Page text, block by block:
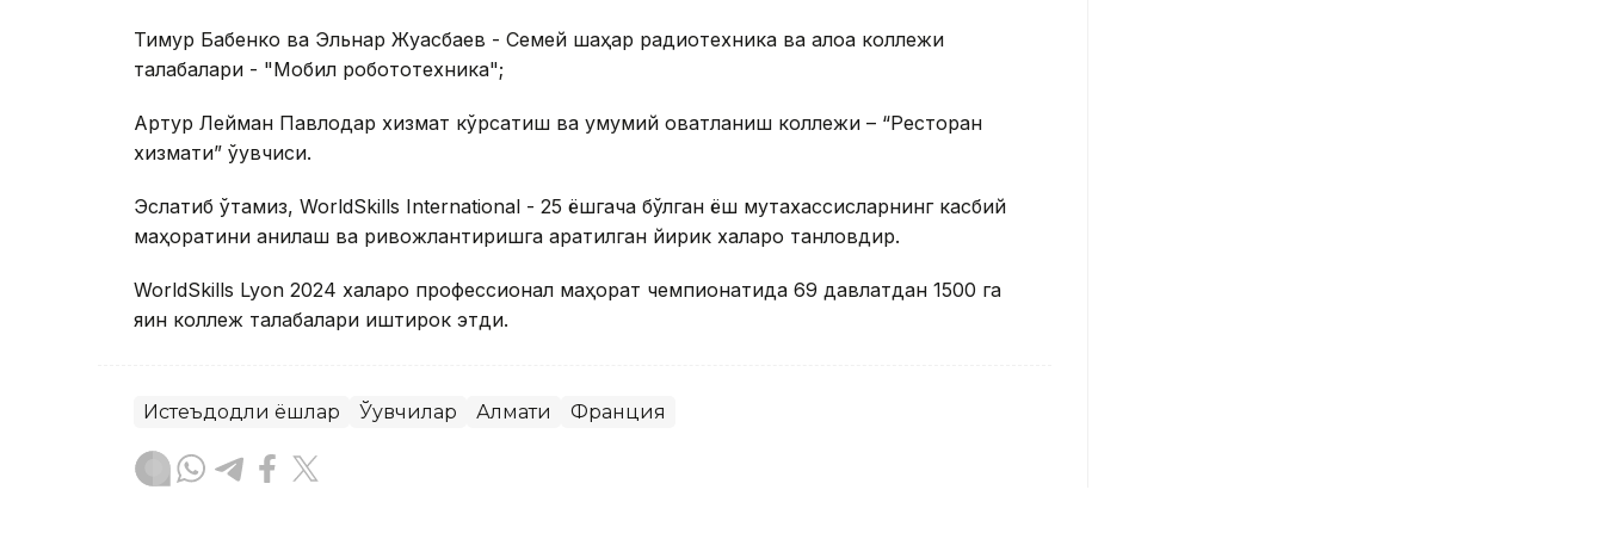
Тимур Бабенко ва Эльнар Жуасбаев - Семей шаҳар радиотехника ва алоқа коллежи
талабалари - "Мобил робототехника";
Артур Лейман Павлодар хизмат кўрсатиш ва умумий овқатланиш коллежи – “Ресторан
хизмати” ўқувчиси.
Эслатиб ўтамиз, WorldSkills International - 25 ёшгача бўлган ёш мутахассисларнинг касбий
маҳоратини аниқлаш ва ривожлантиришга қаратилган йирик халқаро танловдир.
WorldSkills Lyon 2024 халқаро профессионал маҳорат чемпионатида 69 давлатдан 1500 га
яқин коллеж талабалари иштирок этди.
Истеъдодли ёшлар Ўқувчилар Алмати Франция